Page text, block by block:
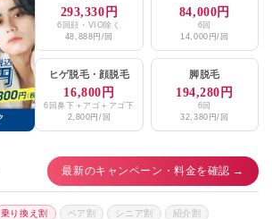
293,330円
6回顔・VIO除く
48,888円/回
84,000円
6回
14,000円/回
ヒゲ脱毛・ 顔脱毛
16,800円
6回鼻下＋アゴ＋アゴ下
2,800円/回
脚脱毛
194,280円
6回
32,380円/回
最新のキャンペーン・料金を確認 →
乗り換え割 ペア割 シニア割 紹介割